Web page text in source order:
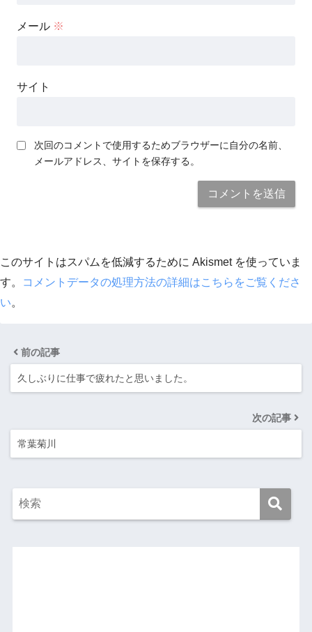
メール ※
サイト
次回のコメントで使用するためブラウザーに自分の名前、
メールアドレス、サイトを保存する。
このサイトはスパムを低減するために Akismet を使っていま
す。
コメントデータの処理方法の詳細はこちらをご覧くださ
い。
前の記事
久しぶりに仕事で疲れたと思いました。
次の記事
常葉菊川